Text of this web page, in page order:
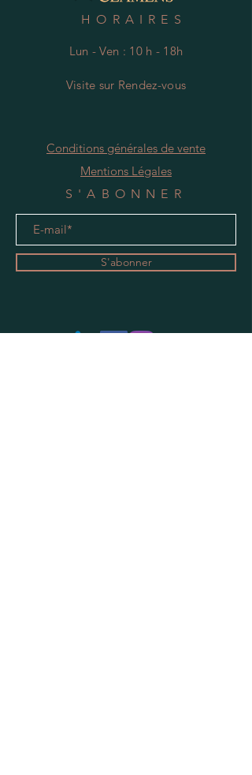
HORAIRES
Lun - Ven : 10 h - 18h
Visite sur Rendez-vous
Conditions générales de vente
Mentions Légales
S'ABONNER
S'abonner